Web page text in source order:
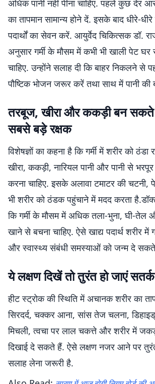
अधिक पानी नहीं पीना चाहिए. पहले कुछ देर
का तापमान सामान्य होने दें. इसके बाद धीरे-
पदार्थों का सेवन करें. आयुर्वेद चिकित्सक डॉ.
अनुसार गर्मी के मौसम में कभी भी खाली पेट घर
चाहिए. उन्होंने सलाह दी कि बाहर निकलने से
पौष्टिक भोजन जरूर करें तथा साथ में पानी
तरबूज, खीरा और ककड़ी बन सकते
सबसे बड़े रक्षक
विशेषज्ञों का कहना है कि गर्मी में शरीर को
खीरा, ककड़ी, नारियल पानी और पानी से
करना चाहिए. इसके अलावा टमाटर की
भी शरीर को ठंडक पहुंचाने में मदद करता
कि गर्मी के मौसम में अधिक तला-भुना, घी-तेल
खाने से बचना चाहिए. ऐसे खाद्य पदार्थ शरीर में
और स्वास्थ्य संबंधी समस्याओं को जन्म दे
ये लक्षण दिखें तो तुरंत हो जाएं सतर्क
हीट स्ट्रोक की स्थिति में अचानक शरीर का
सिरदर्द, चक्कर आना, सांस तेज चलना,
मिचली, त्वचा पर लाल चकत्ते और शरीर में
दिखाई दे सकते हैं. ऐसे लक्षण नजर आने पर
सलाह लेना जरूरी है.